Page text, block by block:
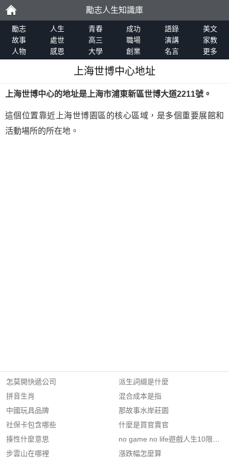
勵
志
勵志人生知識庫
勵志 人生 青春 成功 語錄
美文
故事
處世 高三 職場 演講
家教
人物
感恩 大學 創業 名言 更多
上海世博中心地址
上海世博中心的地址是上海市浦東新區世博大道2211號。
這個位置靠近上海世博園區的核心區域，是多個重要展館和
活動場所的所在地。
怎莫開快遞公司
拼音生肖
中國玩具品牌
社保卡包含哪些
揍性什麼意思
步雲山在哪裡
派生詞綴是什麼
混合成本是指
那故事水岸莊園
什麼是買官賣官
no game no life遊戲人生10限定版
漲跌幅怎麼算